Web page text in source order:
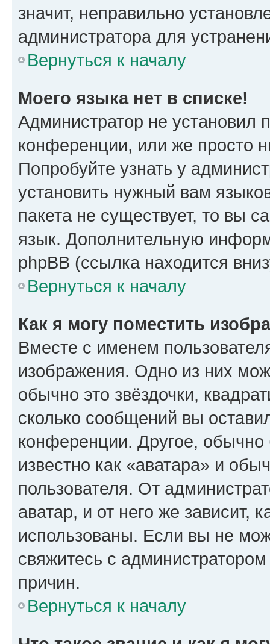
значит, неправильно
администратора для
Вернуться к началу
Моего языка нет в списке!
Администратор не установил
конференции, или же просто
Попробуйте узнать у
установить нужный вам
пакета не существует, то вы
язык. Дополнительную
phpBB (ссылка находится
Вернуться к началу
Как я могу поместить
Вместе с именем
изображения. Одно из них
обычно это звёздочки,
сколько сообщений вы
конференции. Другое,
известно как «аватара» и
пользователя. От
аватар, и от него же зависит,
использованы. Если вы не
свяжитесь с
причин.
Вернуться к началу